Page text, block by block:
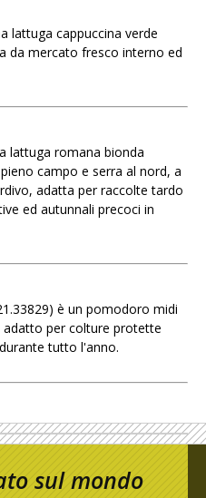
lattuga cappuccina verde
da mercato fresco interno ed
lattuga romana bionda
campo e serra al nord, a
adatta per raccolte tardo
ed autunnali precoci in
è un pomodoro midi
adatto per colture protette
tutto l'anno.
sul mondo